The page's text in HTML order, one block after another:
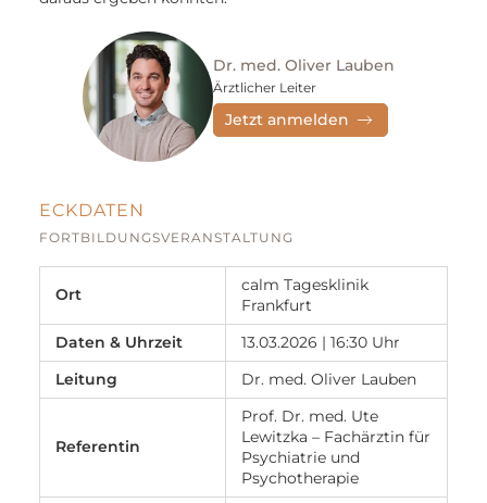
Dr. med. Oliver Lauben
Ärztlicher Leiter
Jetzt anmelden
ECKDATEN
FORTBILDUNGSVERANSTALTUNG
Ort
calm Tagesklinik
Frankfurt
Daten & Uhrzeit
13.03.2026 | 16:30 Uhr
Leitung
Dr. med. Oliver Lauben
Referentin
Prof. Dr. med. Ute
Lewitzka – Fachärztin für
Psychiatrie und
Psychotherapie